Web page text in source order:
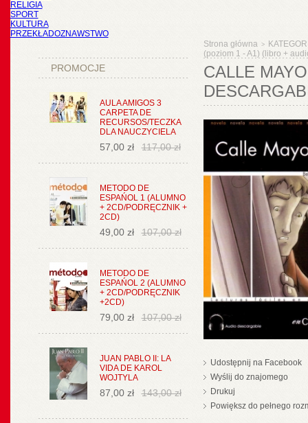
RELIGIA
SPORT
KULTURA
PRZEKŁADOZNAWSTWO
PROMOCJE
AULA AMIGOS 3
CARPETA DE
RECURSOS/TECZKA
DLA NAUCZYCIELA
57,00 zł 117,00 zł
METODO DE
ESPAŃOL 1 (ALUMNO
+ 2CD/PODRĘCZNIK +
2CD)
49,00 zł 107,00 zł
METODO DE
ESPAŃOL 2 (ALUMNO
+ 2CD/PODRĘCZNIK
+2CD)
79,00 zł 107,00 zł
JUAN PABLO II: LA
VIDA DE KAROL
WOJTYLA
87,00 zł 143,00 zł
Strona główna >
(poziom 1 - A1) (libro +
CALLE
Udostępnij na Facebook
Wyślij do znajomego
Drukuj
Powiększ do pełnego